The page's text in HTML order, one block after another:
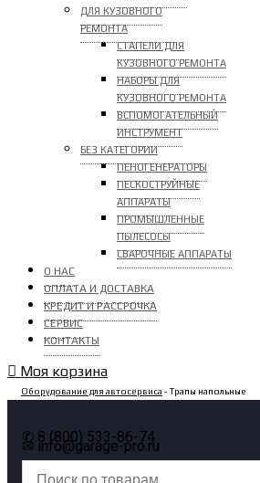
ДЛЯ КУЗОВНОГО
РЕМОНТА
СТАПЕЛИ ДЛЯ
КУЗОВНОГО РЕМОНТА
НАБОРЫ ДЛЯ
КУЗОВНОГО РЕМОНТА
ВСПОМОГАТЕЛЬНЫЙ
ИНСТРУМЕНТ
БЕЗ КАТЕГОРИИ
ПЕНОГЕНЕРАТОРЫ
ПЕСКОСТРУЙНЫЕ
АППАРАТЫ
ПРОМЫШЛЕННЫЕ
ПЫЛЕСОСЫ
СВАРОЧНЫЕ АППАРАТЫ
О НАС
ОПЛАТА И ДОСТАВКА
КРЕДИТ И РАССРОЧКА
СЕРВИС
КОНТАКТЫ
Моя корзина
Оборудование для автосервиса - Трапы напольные
✆ 8 (800) 533-86-74
✉ info@garage-pro.ru